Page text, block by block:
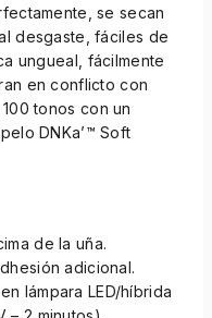
se secan
desgaste, fáciles de
ungueal, fácilmente
en conflicto con
tonos con un
DNKa’™ Soft
de la uña.
adicional.
lámpara LED/híbrida